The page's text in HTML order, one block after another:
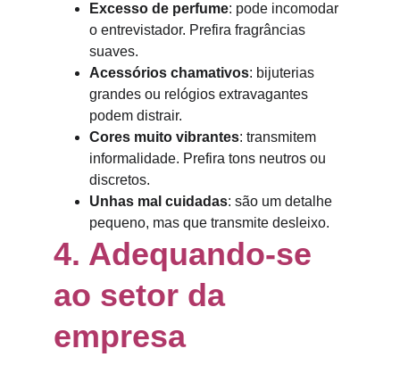
Excesso de perfume: pode incomodar
o entrevistador. Prefira fragrâncias
suaves.
Acessórios chamativos: bijuterias
grandes ou relógios extravagantes
podem distrair.
Cores muito vibrantes: transmitem
informalidade. Prefira tons neutros ou
discretos.
Unhas mal cuidadas: são um detalhe
pequeno, mas que transmite desleixo.
4. Adequando-se
ao setor da
empresa